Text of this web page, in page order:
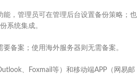
能，管理员可在管理后台设置备份策略；也
系统集成。
备案；使用海外服务器则无需备案。
、Foxmail等）和移动端APP（网易邮